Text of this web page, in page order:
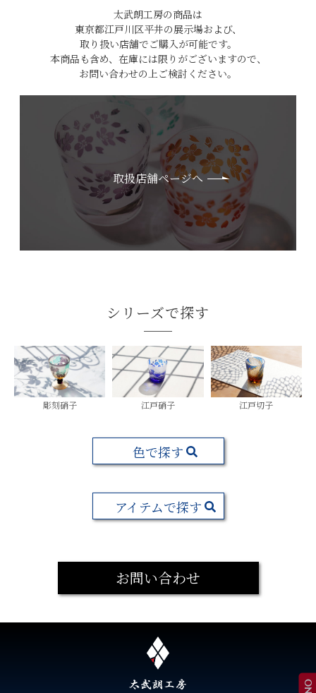
太武朗工房の商品は
東京都江戸川区平井の展示場および、
取り扱い店舗でご購入が可能です。
本商品も含め、在庫には限りがございますので、
お問い合わせの上ご検討ください。
取扱店舗ページへ
シリーズで探す
彫刻硝子 江戸硝子 江戸切子
色で探す
アイテムで探す
お問い合わせ